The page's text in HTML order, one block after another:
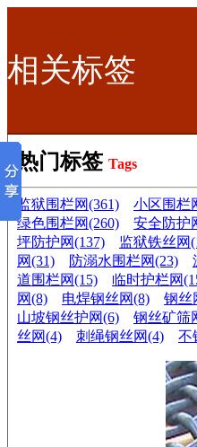
相关标签
热门标签 Tags
监狱围栏网(361) 小区围栏
绿色围栏网(260)
安全防护
坪防护网(137)
监狱铁丝网
网(31)
防溺水围栏网(23)
道围栏网(15)
临时护栏网
网(8)
电焊钢丝网(8) 钢丝
山坡钢丝护网(6)
钢丝矿筛
丝网(4)
刺绳钢丝网(4) 不